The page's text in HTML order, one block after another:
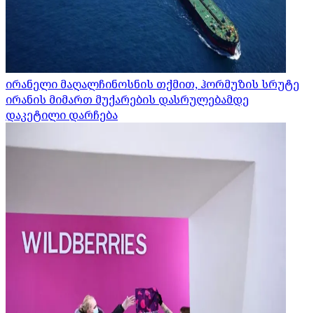
ირანელი მაღალჩინოსნის თქმით, ჰორმუზის სრუტე
ირანის მიმართ მუქარების დასრულებამდე
დაკეტილი დარჩება